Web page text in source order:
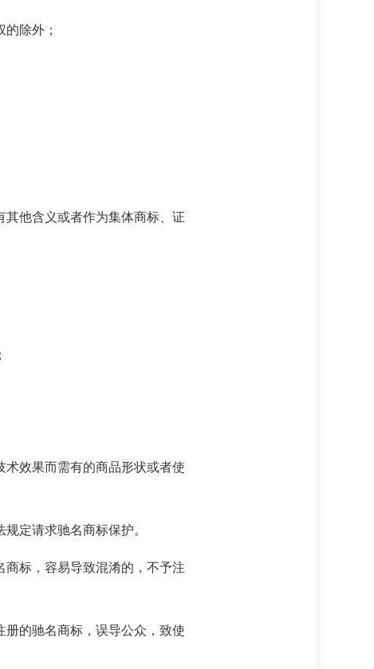
除外；
他含义或者作为集体商标、证
果而需有的商品形状或者使
请求驰名商标保护。
标，容易导致混淆的，不予注
的驰名商标，误导公众，致使